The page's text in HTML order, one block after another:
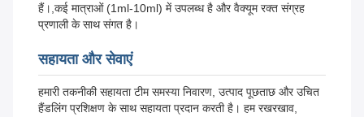
हैं।,कई मात्राओं (1ml-10ml) में उपलब्ध है और वैक्यूम रक्त संग्रह
प्रणाली के साथ संगत है।
सहायता और सेवाएं
हमारी तकनीकी सहायता टीम समस्या निवारण, उत्पाद पूछताछ और उचित
हैंडलिंग प्रशिक्षण के साथ सहायता प्रदान करती है। हम रखरखाव,